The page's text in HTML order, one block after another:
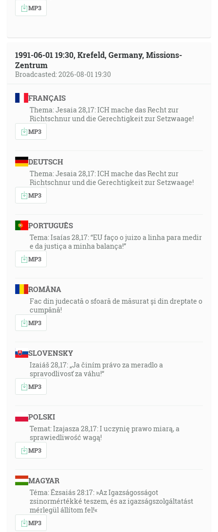
MP3
1991-06-01 19:30, Krefeld, Germany, Missions-
Zentrum
Broadcasted: 2026-08-01 19:30
FRANÇAIS
Thema: Jesaia 28,17: ICH mache das Recht zur
Richtschnur und die Gerechtigkeit zur Setzwaage!
MP3
DEUTSCH
Thema: Jesaia 28,17: ICH mache das Recht zur
Richtschnur und die Gerechtigkeit zur Setzwaage!
MP3
PORTUGUÊS
Tema: Isaías 28,17: “EU faço o juizo a linha para medir
e da justiça a minha balança!”
MP3
ROMÂNA
Fac din judecată o sfoară de măsurat și din dreptate o
cumpănă!
MP3
SLOVENSKY
Izaiáš 28,17: „Ja činím právo za meradlo a
spravodlivosť za váhu!“
MP3
POLSKI
Temat: Izajasza 28,17: I uczynię prawo miarą, a
sprawiedliwość wagą!
MP3
MAGYAR
Téma: Ézsaiás 28:17: »Az Igazságosságot
zsinormértékké teszem, és az igazságszolgáltatást
mérlegül állítom fel!«
MP3